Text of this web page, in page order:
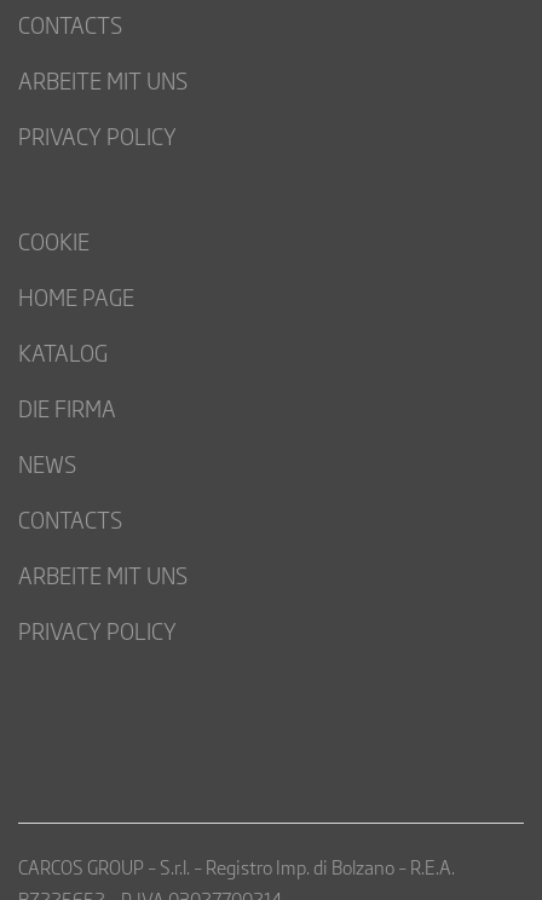
CONTACTS
ARBEITE MIT UNS
PRIVACY POLICY
COOKIE
HOME PAGE
KATALOG
DIE FIRMA
NEWS
CONTACTS
ARBEITE MIT UNS
PRIVACY POLICY
CARCOS GROUP – S.r.l. – Registro Imp. di Bolzano – R.E.A.